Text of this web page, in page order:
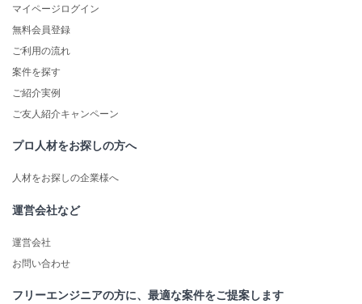
マイページログイン
無料会員登録
ご利用の流れ
案件を探す
ご紹介実例
ご友人紹介キャンペーン
プロ人材をお探しの方へ
人材をお探しの企業様へ
運営会社など
運営会社
お問い合わせ
フリーエンジニアの方に、最適な案件をご提案します